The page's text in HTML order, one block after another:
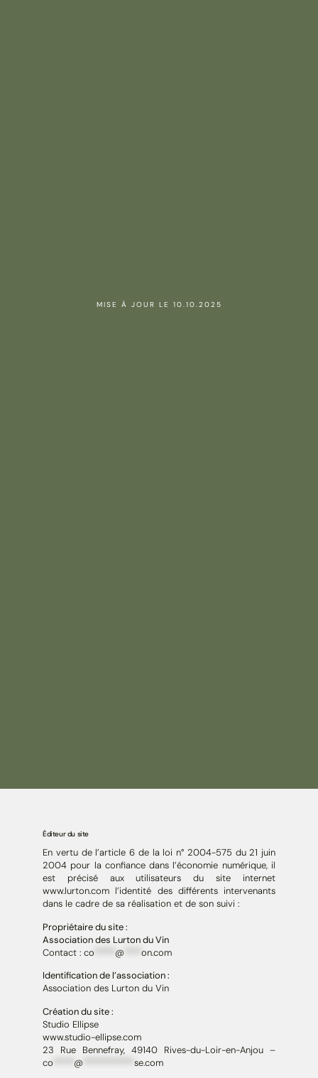
MISE À JOUR LE 10.10.2025
Éditeur du site
En vertu de l’article 6 de la loi n° 2004-575 du 21 juin
2004 pour la confiance dans l’économie numérique, il
est précisé aux utilisateurs du site internet
www.lurton.com l’identité des différents intervenants
dans le cadre de sa réalisation et de son suivi :
Propriétaire du site :
Association des Lurton du Vin
Contact : co @
on.com
Identification de l’association :
Association des Lurton du Vin
Création du site :
Studio Ellipse
www.studio-ellipse.com
23 Rue Bennefray, 49140 Rives-du-Loir-en-Anjou –
co
@ se.com